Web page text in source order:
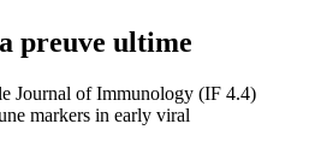
preuve ultime
Journal of Immunology (IF 4.4)
markers in early viral